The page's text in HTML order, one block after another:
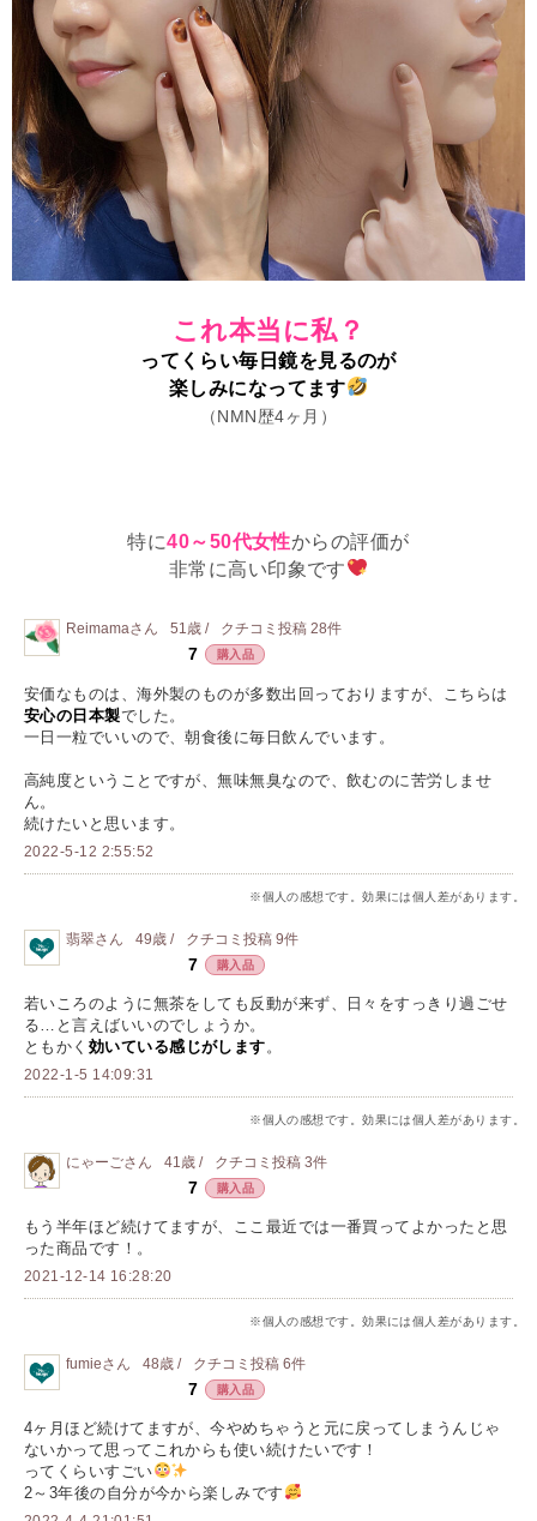
これ本当に私？
ってくらい毎日鏡を見るのが
楽しみになってます
（NMN歴4ヶ月）
特に40～50代女性からの評価が
非常に高い印象です
Reimamaさん 51歳 / クチコミ投稿 28件
7 購入品
安価なものは、海外製のものが多数出回っておりますが、こちらは
安心の日本製でした。
一日一粒でいいので、朝食後に毎日飲んでいます。
高純度ということですが、無味無臭なので、飲むのに苦労しませ
ん。
続けたいと思います。
2022-5-12 2:55:52
※個人の感想です。効果には個人差があります。
翡翠さん 49歳 / クチコミ投稿 9件
7 購入品
若いころのように無茶をしても反動が来ず、日々をすっきり過ごせ
る…と言えばいいのでしょうか。
ともかく 効いている感じがします 。
2022-1-5 14:09:31
※個人の感想です。効果には個人差があります。
にゃーごさん 41歳 / クチコミ投稿 3件
7 購入品
もう半年ほど続けてますが、ここ最近では一番買ってよかったと思
った商品です！。
2021-12-14 16:28:20
※個人の感想です。効果には個人差があります。
fumieさん 48歳 / クチコミ投稿 6件
7 購入品
4ヶ月ほど続けてますが、今やめちゃうと元に戻ってしまうんじゃ
ないかって思ってこれからも使い続けたいです！
ってくらいすごい
2～3年後の自分が今から楽しみです